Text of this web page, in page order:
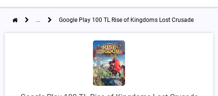
... Google Play 100 TL Rise of Kingdoms Lost Crusade